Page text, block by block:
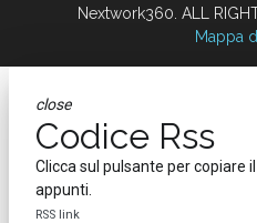
Nextwork360. ALL
Mappa
close
Codice Rss
Clicca sul pulsante per copiare
appunti.
RSS link